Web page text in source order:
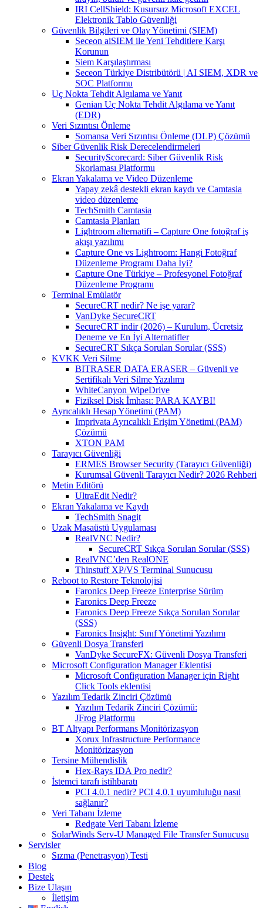
IRI CellShield: Kusursuz Microsoft EXCEL
Elektronik Tablo Güvenliği
Güvenlik Bilgileri ve Olay Yönetimi (SIEM)
Seceon aiSIEM ile Yeni Tehditlere Karşı
Korunun
Siem Karşılaştırması
Seceon Türkiye Distribütörü | AI SIEM, XDR ve
SOC Platformu
Uç Nokta Tehdit Algılama ve Yanıt
Genian Uç Nokta Tehdit Algılama ve Yanıt
(EDR)
Veri Sızıntısı Önleme
Somansa Veri Sızıntısı Önleme (DLP) Çözümü
Siber Güvenlik Risk Derecelendirmeleri
SecurityScorecard: Siber Güvenlik Risk
Skorlaması Platformu
Ekran Yakalama ve Video Düzenleme
Yapay zekâ destekli ekran kaydı ve Camtasia
video düzenleme
TechSmith Camtasia
Camtasia Planları
Lightroom alternatifi – Capture One fotoğraf iş
akışı yazılımı
Capture One vs Lightroom: Hangi Fotoğraf
Düzenleme Programı Daha İyi?
Capture One Türkiye – Profesyonel Fotoğraf
Düzenleme Programı
Terminal Emülatör
SecureCRT nedir? Ne işe yarar?
VanDyke SecureCRT
SecureCRT indir (2026) – Kurulum, Ücretsiz
Deneme ve En İyi Alternatifler
SecureCRT Sıkça Sorulan Sorular (SSS)
KVKK Veri Silme
BITRASER DATA ERASER – Güvenli ve
Sertifikalı Veri Silme Yazılımı
WhiteCanyon WipeDrive
Fiziksel Disk İmhası: PARA KAYBI!
Ayrıcalıklı Hesap Yönetimi (PAM)
Imprivata Ayrıcalıklı Erişim Yönetimi (PAM)
Çözümü
XTON PAM
Tarayıcı Güvenliği
ERMES Browser Security (Tarayıcı Güvenliği)
Kurumsal Güvenli Tarayıcı Nedir? 2026 Rehberi
Metin Editörü
UltraEdit Nedir?
Ekran Yakalama ve Kaydı
TechSmith Snagit
Uzak Masaüstü Uygulaması
RealVNC Nedir?
SecureCRT Sıkça Sorulan Sorular (SSS)
RealVNC’den RealONE
Thinstuff XP/VS Terminal Sunucusu
Reboot to Restore Teknolojisi
Faronics Deep Freeze Enterprise Sürüm
Faronics Deep Freeze
Faronics Deep Freeze Sıkça Sorulan Sorular
(SSS)
Faronics Insight: Sınıf Yönetimi Yazılımı
Güvenli Dosya Transferi
VanDyke SecureFX: Güvenli Dosya Transferi
Microsoft Configuration Manager Eklentisi
Microsoft Configuration Manager için Right
Click Tools eklentisi
Yazılım Tedarik Zinciri Çözümü
Yazılım Tedarik Zinciri Çözümü:
JFrog Platformu
BT Altyapı Performans Monitörizasyon
Xorux Infrastructure Performance
Monitörizasyon
Tersine Mühendislik
Hex-Rays IDA Pro nedir?
İstemci tarafı istihbaratı
PCI 4.0.1 nedir? PCI 4.0.1 uyumluluğu nasıl
sağlanır?
Veri Tabanı İzleme
Redgate Veri Tabanı İzleme
SolarWinds Serv-U Managed File Transfer Sunucusu
Servisler
Sızma (Penetrasyon) Testi
Blog
Destek
Bize Ulaşın
İletişim